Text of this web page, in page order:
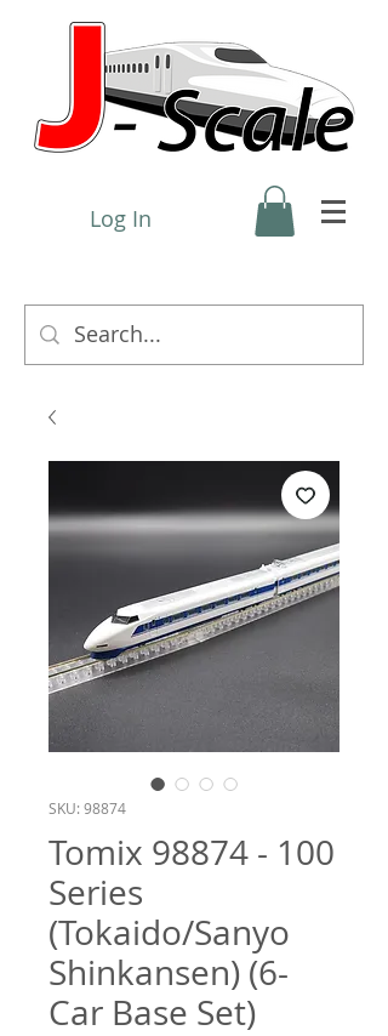
Log In
SKU: 98874
Tomix 98874 - 100
Series
(Tokaido/Sanyo
Shinkansen) (6-
Car Base Set)